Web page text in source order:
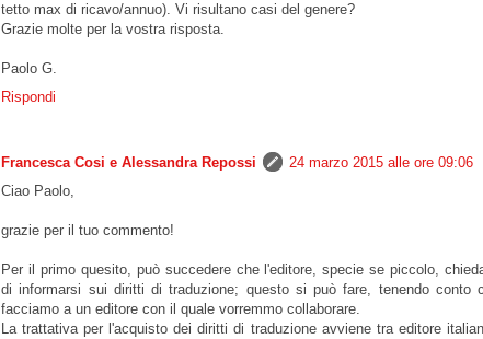
tetto max di ricavo/annuo). Vi risultano casi del genere?
Grazie molte per la vostra risposta.
Paolo G.
Rispondi
Francesca Cosi e Alessandra Repossi
24 marzo 2015 alle ore 09:06
Ciao Paolo,
grazie per il tuo commento!
Per il primo quesito, può succedere che l'editore, specie se piccolo,
di informarsi sui diritti di traduzione; questo si può fare, tenendo conto
facciamo a un editore con il quale vorremmo collaborare.
La trattativa per l'acquisto dei diritti di traduzione avviene tra editore